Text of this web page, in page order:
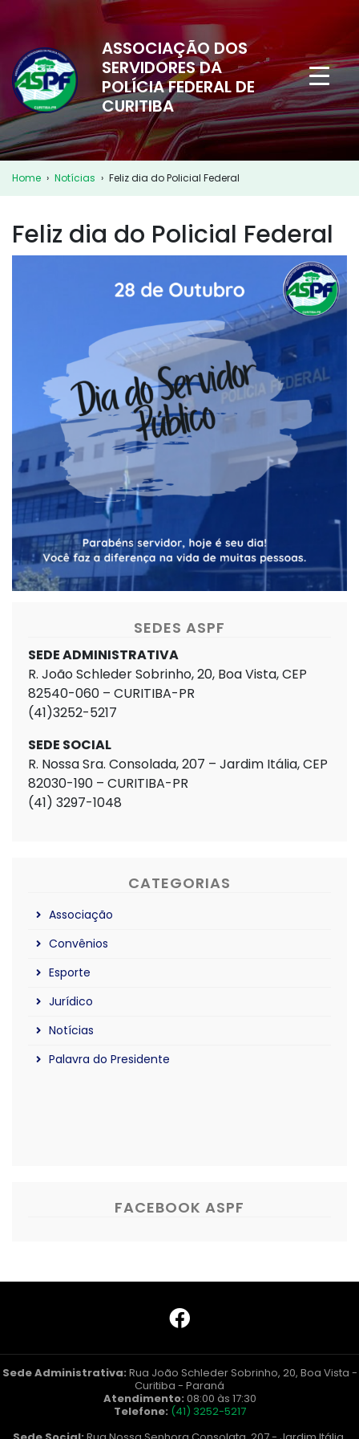
ASSOCIAÇÃO DOS
SERVIDORES DA
POLÍCIA FEDERAL DE
CURITIBA
Home › Notícias › Feliz dia do Policial Federal
Feliz dia do Policial Federal
SEDES ASPF
SEDE ADMINISTRATIVA
R. João Schleder Sobrinho, 20, Boa Vista, CEP
82540-060 – CURITIBA-PR
(41)3252-5217
SEDE SOCIAL
R. Nossa Sra. Consolada, 207 – Jardim Itália, CEP
82030-190 – CURITIBA-PR
(41) 3297-1048
CATEGORIAS
Associação
Convênios
Esporte
Jurídico
Notícias
Palavra do Presidente
FACEBOOK ASPF
Sede Administrativa: Rua João Schleder Sobrinho, 20, Boa Vista -
Curitiba - Paraná
Atendimento: 08:00 às 17:30
Telefone: (41) 3252-5217